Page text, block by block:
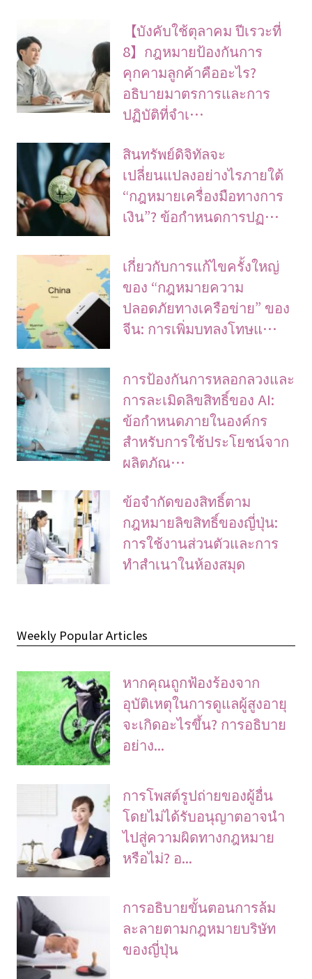
【บังคับใช้ตุลาคม ปีเรวะที่
8】กฎหมายป้องกันการ
คุกคามลูกค้าคืออะไร?
อธิบายมาตรการและการ
ปฏิบัติที่จำเ…
สินทรัพย์ดิจิทัลจะ
เปลี่ยนแปลงอย่างไรภายใต้
“กฎหมายเครื่องมือทางการ
เงิน”? ข้อกำหนดการปฏ…
เกี่ยวกับการแก้ไขครั้งใหญ่
ของ “กฎหมายความ
ปลอดภัยทางเครือข่าย” ของ
จีน: การเพิ่มบทลงโทษแ…
การป้องกันการหลอกลวงและ
การละเมิดลิขสิทธิ์ของ AI:
ข้อกำหนดภายในองค์กร
สำหรับการใช้ประโยชน์จาก
ผลิตภัณ…
ข้อจํากัดของสิทธิ์ตาม
กฎหมายลิขสิทธิ์ของญี่ปุ่น:
การใช้งานส่วนตัวและการ
ทําสําเนาในห้องสมุด
Weekly Popular Articles
หากคุณถูกฟ้องร้องจาก
อุบัติเหตุในการดูแลผู้สูงอายุ
จะเกิดอะไรขึ้น? การอธิบาย
อย่าง...
การโพสต์รูปถ่ายของผู้อื่น
โดยไม่ได้รับอนุญาตอาจนํา
ไปสู่ความผิดทางกฎหมาย
หรือไม่? อ...
การอธิบายขั้นตอนการล้ม
ละลายตามกฎหมายบริษัท
ของญี่ปุ่น